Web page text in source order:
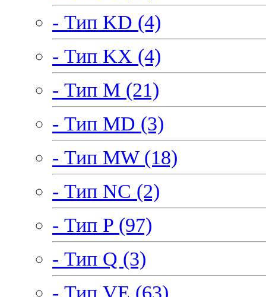
- Тип KD (4)
- Тип KX (4)
- Тип M (21)
- Тип MD (3)
- Тип MW (18)
- Тип NC (2)
- Тип P (97)
- Тип Q (3)
- Тип VE (63)